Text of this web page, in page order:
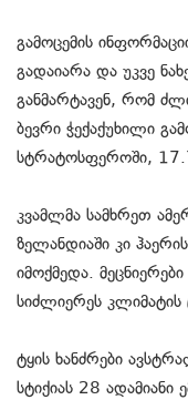
გამოცემის
გადაიარა და უკვე
განმარტავენ, რომ
ბევრი ჭექაქუხილი
სტრატოსფეროში,
კვამლმა სამხრეთ
ზელანდიაში კი
იმოქმედა.
სიძლიერეს
ტყის ხანძრები
სტიქიას 28